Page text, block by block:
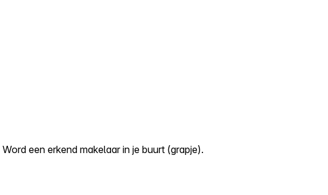
Word een erkend makelaar in je buurt (grapje).